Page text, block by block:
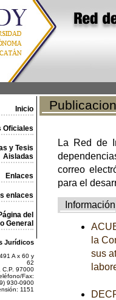
Inicio
Oficiales
y Tesis
Aisladas
Enlaces
enlaces
del
General
Jurídicos
A x 60 y
62
C.P. 97000
Fax:
930-0900
1151
La Red de
correo
para el
Información
la
sus